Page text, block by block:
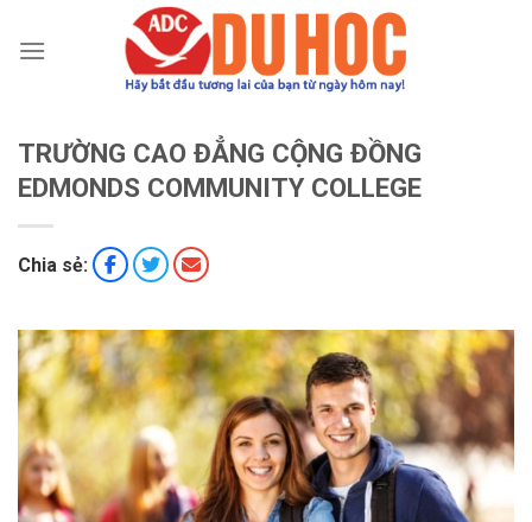
đến
TRƯỜNG CAO ĐẲNG CỘNG ĐỒNG
EDMONDS COMMUNITY COLLEGE
Chia sẻ: